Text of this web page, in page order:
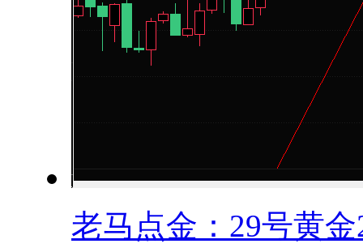
老马点金：29号黄金